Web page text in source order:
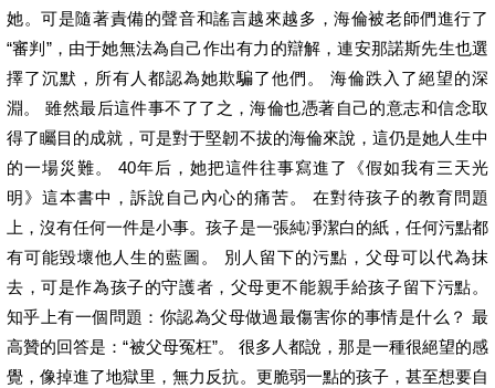
她。可是隨著責備的聲音和謠言越來越多，海倫被老師們進行了
“審判”，由于她無法為自己作出有力的辯解，連安那諾斯先生也選
擇了沉默，所有人都認為她欺騙了他們。 海倫跌入了絕望的深
淵。 雖然最后這件事不了了之，海倫也憑著自己的意志和信念取
得了矚目的成就，可是對于堅韌不拔的海倫來說，這仍是她人生中
的一場災難。 40年后，她把這件往事寫進了《假如我有三天光
明》這本書中，訴說自己內心的痛苦。 在對待孩子的教育問題
上，沒有任何一件是小事。孩子是一張純凈潔白的紙，任何污點都
有可能毀壞他人生的藍圖。 別人留下的污點，父母可以代為抹
去，可是作為孩子的守護者，父母更不能親手給孩子留下污點。
知乎上有一個問題：你認為父母做過最傷害你的事情是什么？ 最
高贊的回答是：“被父母冤枉”。 很多人都說，那是一種很絕望的感
覺，像掉進了地獄里，無力反抗。更脆弱一點的孩子，甚至想要自